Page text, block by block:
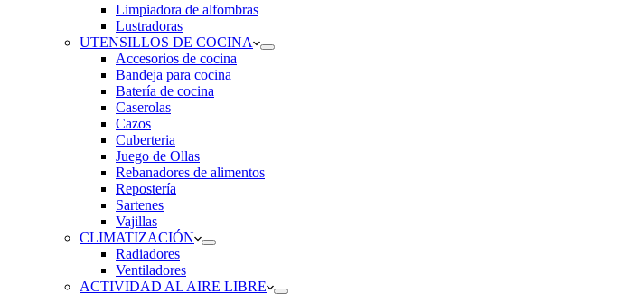
Limpiadora de alfombras
Lustradoras
UTENSILLOS DE COCINA
Accesorios de cocina
Bandeja para cocina
Batería de cocina
Caserolas
Cazos
Cuberteria
Juego de Ollas
Rebanadores de alimentos
Repostería
Sartenes
Vajillas
CLIMATIZACIÓN
Radiadores
Ventiladores
ACTIVIDAD AL AIRE LIBRE